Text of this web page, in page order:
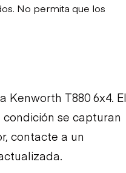
No permita que los
Kenworth T880 6x4. El
se capturan
contacte a un